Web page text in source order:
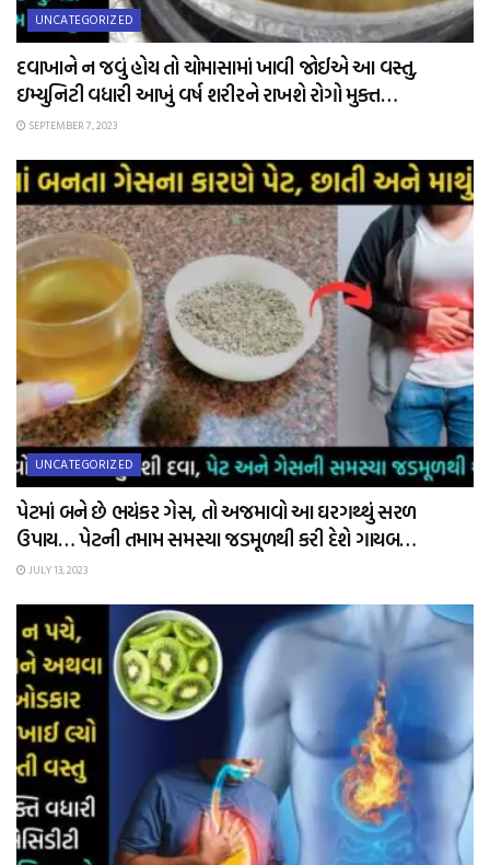
UNCATEGORIZED
દવાખાને ન જવું હોય તો ચોમાસામાં ખાવી જોઈએ આ વસ્તુ,
ઇમ્યુનિટી વધારી આખું વર્ષ શરીરને રાખશે રોગો મુક્ત…
SEPTEMBER 7, 2023
UNCATEGORIZED
પેટમાં બને છે ભયંકર ગેસ, તો અજમાવો આ ઘરગથ્થું સરળ
ઉપાય… પેટની તમામ સમસ્યા જડમૂળથી કરી દેશે ગાયબ…
JULY 13, 2023